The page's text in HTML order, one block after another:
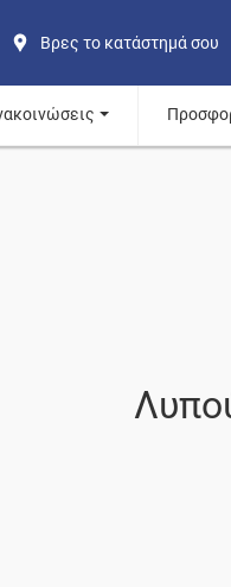
Βρες το κατάστημά σου